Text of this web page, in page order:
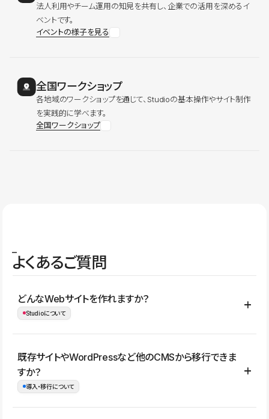
法人利用やチーム運用の知見を共有し、企業での活用を深めるイ
ベントです。
イベントの様子を見る
全国ワークショップ
各地域のワークショップを通じて、Studioの基本操作やサイト制作
を実践的に学べます。
全国ワークショップ
よくあるご質問
どんなWebサイトを作れますか？
Studioについて
コーポレートサイト、サービスサイト、LP、採用サイト、ブロ
グ・メディア、イベントサイト、店舗・商品紹介サイト、ポートフ
ォリオなど幅広く制作できます。
既存サイトやWordPressなど他のCMSから移行できま
すか？
導入・移行について